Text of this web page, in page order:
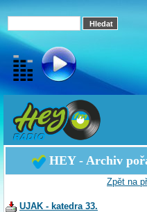
HEY - Archiv
Zpět na
UJAK - katedra 33.